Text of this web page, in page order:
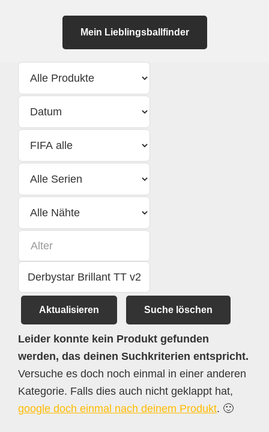
Mein Lieblingsballfinder
Aktualisieren Suche löschen
Leider konnte kein Produkt gefunden
werden, das deinen Suchkriterien entspricht.
Versuche es doch noch einmal in einer anderen
Kategorie. Falls dies auch nicht geklappt hat,
google doch einmal nach deinem Produkt. 🙂